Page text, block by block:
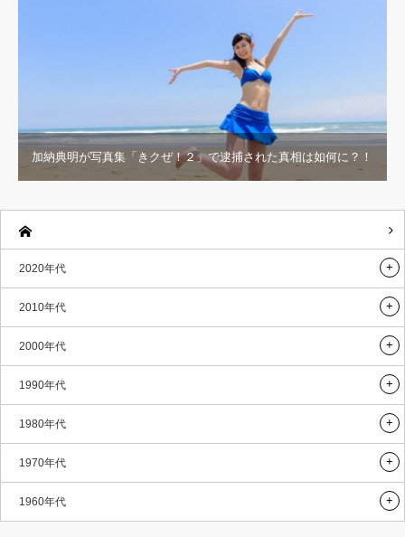
加納典明が写真集「きクぜ！２」で逮捕された真相は如何に？！
2020年代
2010年代
2000年代
1990年代
1980年代
1970年代
1960年代